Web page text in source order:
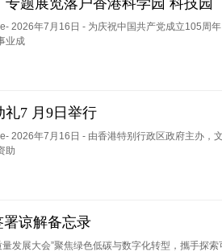
专题展览落户香港科学园 科技园
2026年7月16日 - 为庆祝中国共产党成立105周
业成
7 月9日举行
2026年7月16日 - 由香港特别行政区政府主办，
助
谅解备忘录
发展大会”聚焦绿色低碳与数字化转型，攜手探